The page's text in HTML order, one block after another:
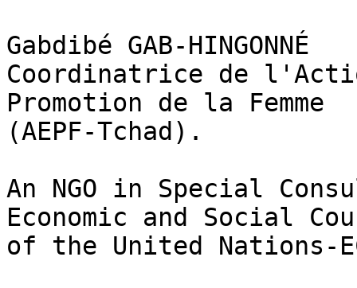
Gabdibé GAB-HINGONNÉ
Coordinatrice de
Promotion de la Femme
(AEPF-Tchad).
An NGO in Special
Economic and Social
of the United Nations-